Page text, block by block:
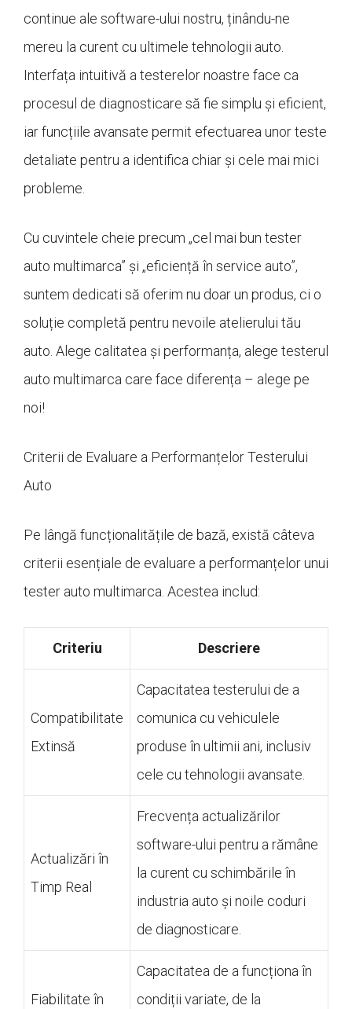
continue ale software-ului nostru, ținându-ne
mereu la curent cu ultimele tehnologii auto.
Interfața intuitivă a testerelor noastre face ca
procesul de diagnosticare să fie simplu și eficient,
iar funcțiile avansate permit efectuarea unor teste
detaliate pentru a identifica chiar și cele mai mici
probleme.
Cu cuvintele cheie precum „cel mai bun tester
auto multimarca” și „eficiență în service auto”,
suntem dedicati să oferim nu doar un produs, ci o
soluție completă pentru nevoile atelierului tău
auto. Alege calitatea și performanța, alege testerul
auto multimarca care face diferența – alege pe
noi!
Criterii de Evaluare a Performanțelor Testerului
Auto
Pe lângă funcționalitățile de bază, există câteva
criterii esențiale de evaluare a performanțelor unui
tester auto multimarca. Acestea includ:
Criteriu Descriere
Compatibilitate
Extinsă
Capacitatea testerului de a
comunica cu vehiculele
produse în ultimii ani, inclusiv
cele cu tehnologii avansate.
Actualizări în
Timp Real
Frecvența actualizărilor
software-ului pentru a rămâne
la curent cu schimbările în
industria auto și noile coduri
de diagnosticare.
Fiabilitate în
Capacitatea de a funcționa în
condiții variate, de la